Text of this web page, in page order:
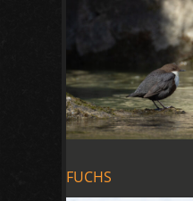
FUCHS